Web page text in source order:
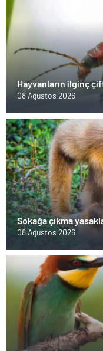
Hayvanların ilginç
Geographic
08 Ağustos 2026
Sokağa çıkma
08 Ağustos 2026